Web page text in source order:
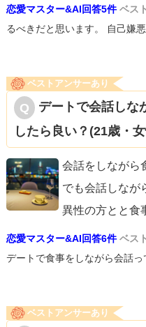
恋愛マスター&AI回答5件 ベス
るべきだと思います。 自己嫌
ベストアンサーあり
デートで会話しな
したら良い？(21歳・女
会話をしながら
でも会話しなが
異性の方とと食
恋愛マスター&AI回答6件 ベス
デートで食事をしながら会話っ
ベストアンサーあり